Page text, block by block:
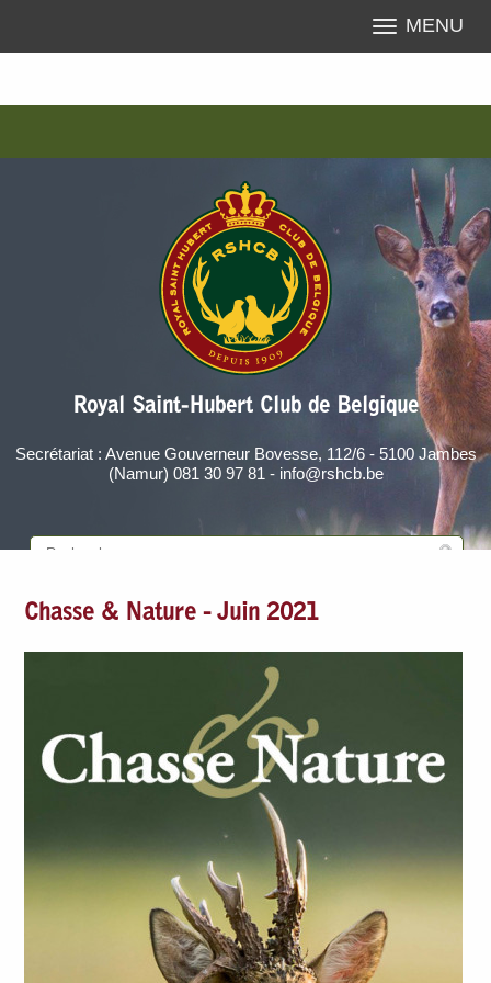
MENU
Royal Saint-Hubert Club de Belgique
Secrétariat : Avenue Gouverneur Bovesse, 112/6 - 5100 Jambes
(Namur) 081 30 97 81 - info@rshcb.be
Chasse & Nature - Juin 2021